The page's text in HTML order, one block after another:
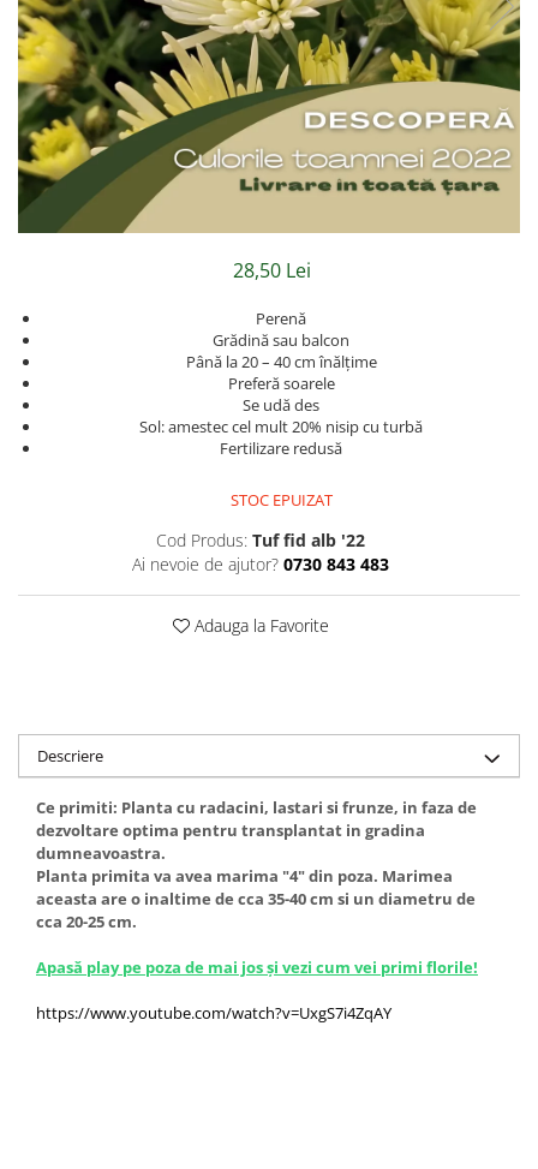
Muscate
Panselute
Petunii
Semiumbra sau umbra
Soare puternic
Soare sau semiumbra
Trandafiri
Trompeta ingerilor
Zambile bulbi
Țânțărică
28,50 Lei
Perenă
Grădină sau balcon
Până la 20 – 40 cm înălțime
Preferă soarele
Se udă des
Sol: amestec cel mult 20% nisip cu turbă
Fertilizare redusă
STOC EPUIZAT
Cod Produs: Tuf fid alb '22
Ai nevoie de ajutor? 0730 843 483
Adauga la Favorite
Descriere
Ce primiti: Planta cu radacini, lastari si frunze, in faza de
dezvoltare optima pentru transplantat in gradina
dumneavoastra.
Planta primita va avea marima "4" din poza. Marimea
aceasta are o inaltime de cca 35-40 cm si un diametru de
cca 20-25 cm.
Apasă play pe poza de mai jos și vezi cum vei primi florile!
https://www.youtube.com/watch?v=UxgS7i4ZqAY